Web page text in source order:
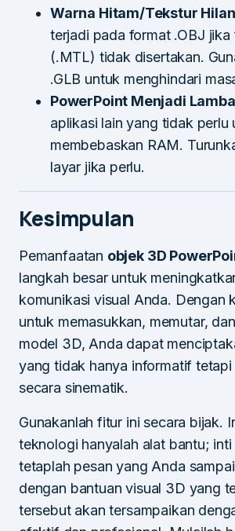
Warna Hitam/Tekstur
terjadi pada format .OBJ jika
(.MTL) tidak disertakan.
.GLB untuk menghindari
PowerPoint Menjadi
aplikasi lain yang tidak perlu
membebaskan RAM.
layar jika perlu.
Kesimpulan
Pemanfaatan objek 3D
langkah besar untuk
komunikasi visual Anda. Dengan
untuk memasukkan, memutar,
model 3D, Anda dapat
yang tidak hanya informatif tetapi
secara sinematik.
Gunakanlah fitur ini secara bijak.
teknologi hanyalah alat bantu;
tetaplah pesan yang Anda
dengan bantuan visual 3D yang
tersebut akan tersampaikan